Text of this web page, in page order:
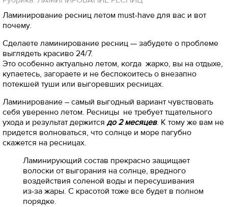
Ламинирование ресниц летом must-have для вас и вот
почему.
Сделаете ламинирование ресниц — забудете о проблеме
выглядеть красиво 24/7.
Это особенно актуально летом, когда жарко, вы на отдыхе,
купаетесь, загораете и не беспокоитесь о внезапно
потекшей туши или выгоревших ресницах.
Ламинирование – самый выгодный вариант чувствовать
себя уверенно летом. Ресницы не требует тщательного
ухода и результат держится до 2 месяцев. К тому же вам не
придется волноваться, что солнце и море пагубно
скажется на ресницах.
Ламинирующий состав прекрасно защищает
волоски от выгорания на солнце, вредного
воздействия соленой воды и пересушивания
из-за жары. С красотой тоже все будет в полном
порядке.